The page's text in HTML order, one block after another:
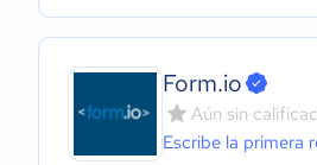
Form.io
Aún sin
Escribe la primera